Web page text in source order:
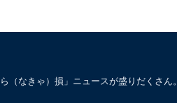
なきゃ）損」ニュースが盛りだくさん。